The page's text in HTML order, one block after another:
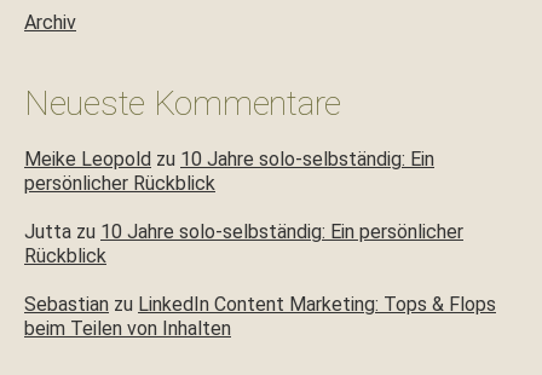
Archiv
Neueste Kommentare
Meike Leopold zu 10 Jahre solo-selbständig: Ein
persönlicher Rückblick
Jutta zu 10 Jahre solo-selbständig: Ein persönlicher
Rückblick
Sebastian zu LinkedIn Content Marketing: Tops & Flops
beim Teilen von Inhalten